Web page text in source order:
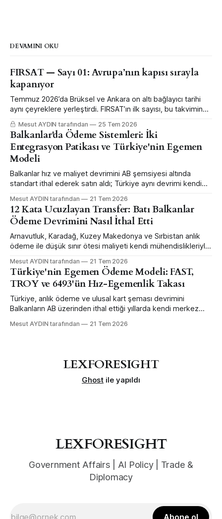
DEVAMINI OKU
FIRSAT — Sayı 01: Avrupa’nın kapısı sırayla
kapanıyor
Temmuz 2026’da Brüksel ve Ankara on altı bağlayıcı tarihi
aynı çeyreklere yerleştirdi. FIRSAT’ın ilk sayısı, bu takvimin
hangi şirketin hangi kalemini kaç euro değiştirdiğini altı
dosyada anlatıyor.
Mesut AYDIN tarafından 25 Tem 2026
Balkanlar'da Ödeme Sistemleri: İki
Entegrasyon Patikası ve Türkiye'nin Egemen
Modeli
Balkanlar hız ve maliyet devrimini AB şemsiyesi altında
standart ithal ederek satın aldı; Türkiye aynı devrimi kendi
ölçekte yaptı — ama sınır ötesi bağlanabilirlikten feragat
ederek.
Mesut AYDIN tarafından 21 Tem 2026
12 Kata Ucuzlayan Transfer: Batı Balkanlar
Ödeme Devrimini Nasıl İthal Etti
Arnavutluk, Karadağ, Kuzey Makedonya ve Sırbistan anlık
ödeme ile düşük sınır ötesi maliyeti kendi mühendislikleriyle
Karadağ bunun ölçülmüş vitrini.
Mesut AYDIN tarafından 21 Tem 2026
Türkiye'nin Egemen Ödeme Modeli: FAST,
TROY ve 6493'ün Hız-Egemenlik Takası
Türkiye, anlık ödeme ve ulusal kart şeması devrimini
Balkanların AB üzerinden ithal ettiği yıllarda kendi merkez
— sınır ötesi bağlanabilirlikten feragat ederek.
Mesut AYDIN tarafından 21 Tem 2026
LEXFORESIGHT
Ghost ile yapıldı
LEXFORESIGHT
Government Affairs | AI Policy | Trade &
Diplomacy
Abone ol